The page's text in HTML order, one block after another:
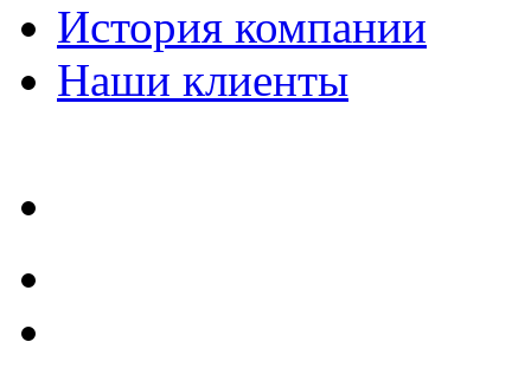
История компании
Наши клиенты